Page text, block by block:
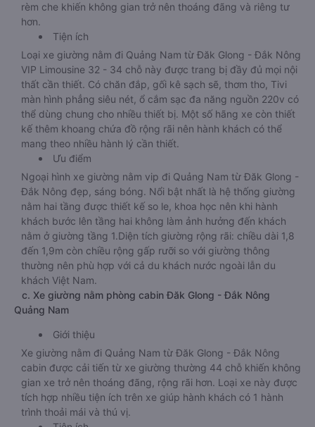
rèm che khiến không gian trở nên thoáng đãng và riêng tư
hơn.
Tiện ích
Loại xe giường nằm đi Quảng Nam từ Đăk Glong - Đắk Nông
VIP Limousine 32 - 34 chỗ này được trang bị đầy đủ mọi nội
thất cần thiết. Có chăn đắp, gối kê sạch sẽ, thơm tho, Tivi
màn hình phẳng siêu nét, ổ cắm sạc đa năng nguồn 220v có
thể dùng chung cho nhiều thiết bị. Một số hãng xe còn thiết
kế thêm khoang chứa đồ rộng rãi nên hành khách có thể
mang theo nhiều hành lý cần thiết.
Ưu điểm
Ngoại hình xe giường nằm vip đi Quảng Nam từ Đăk Glong -
Đắk Nông đẹp, sáng bóng. Nổi bật nhất là hệ thống giường
nằm hai tầng được thiết kế so le, khoa học nên khi hành
khách bước lên tầng hai không làm ảnh hưởng đến khách
nằm ở giường tầng 1.Diện tích giường rộng rãi: chiều dài 1,8
đến 1,9m còn chiều rộng gấp rưỡi so với giường thông
thường nên phù hợp với cả du khách nước ngoài lẫn du
khách Việt Nam.
c. Xe giường nằm phòng cabin Đăk Glong - Đắk Nông
Quảng Nam
Giới thiệu
Xe giường nằm đi Quảng Nam từ Đăk Glong - Đắk Nông
cabin được cải tiến từ xe giường thường 44 chỗ khiến không
gian xe trở nên thoáng đãng, rộng rãi hơn. Loại xe này được
tích hợp nhiều tiện ích trên xe giúp hành khách có 1 hành
trình thoải mái và thú vị.